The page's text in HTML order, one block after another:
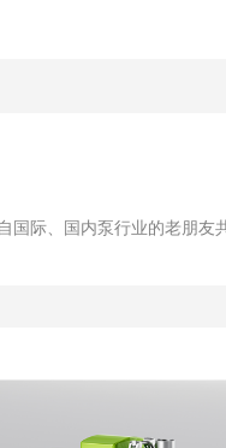
际、国内泵行业的老朋